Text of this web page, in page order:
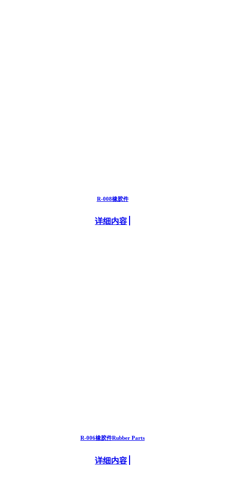
R-008橡胶件
详细内容
R-006橡胶件Rubber Parts
详细内容